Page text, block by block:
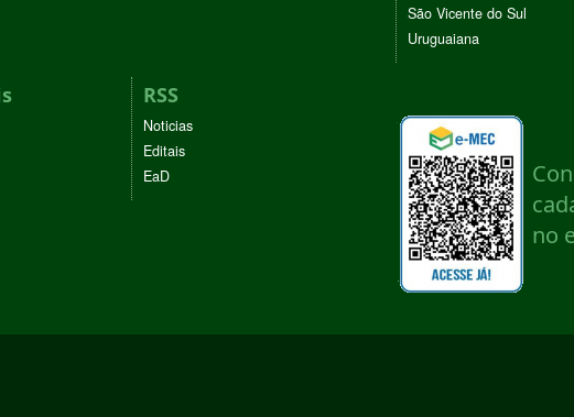
São Vicente do Sul
Uruguaiana
RSS
Noticias
Editais
EaD